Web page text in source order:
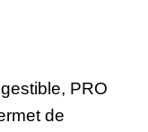
PRO
de